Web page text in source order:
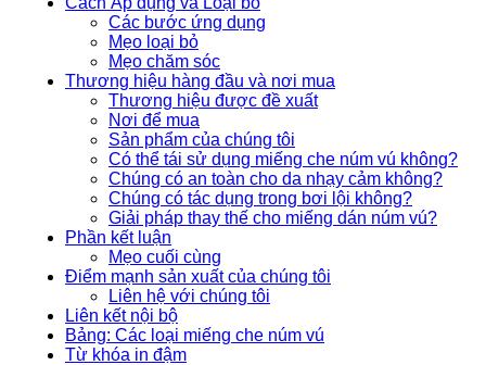
Các bước ứng dụng
Mẹo loại bỏ
Mẹo chăm sóc
Thương hiệu hàng đầu và nơi mua
Thương hiệu được đề xuất
Nơi để mua
Sản phẩm của chúng tôi
Có thể tái sử dụng miếng che núm vú không?
Chúng có an toàn cho da nhạy cảm không?
Chúng có tác dụng trong bơi lội không?
Giải pháp thay thế cho miếng dán núm vú?
Phần kết luận
Mẹo cuối cùng
Điểm mạnh sản xuất của chúng tôi
Liên hệ với chúng tôi
Liên kết nội bộ
Bảng: Các loại miếng che núm vú
Từ khóa in đậm